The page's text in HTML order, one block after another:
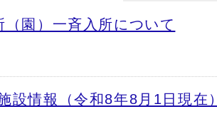
園）一斉入所について
設情報（令和8年8月1日現在）